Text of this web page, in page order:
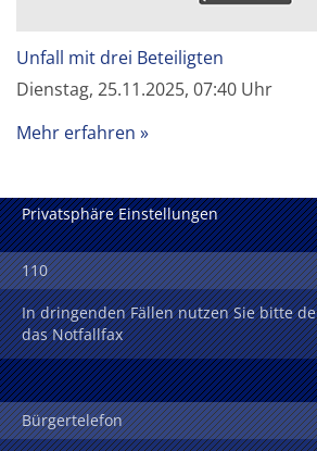
Unfall mit drei Beteiligten
Dienstag, 25.11.2025, 07:40 Uhr
Mehr erfahren
Privatsphäre Einstellungen
110
In dringenden Fällen nutzen Sie bitte
das Notfallfax
Bürgertelefon